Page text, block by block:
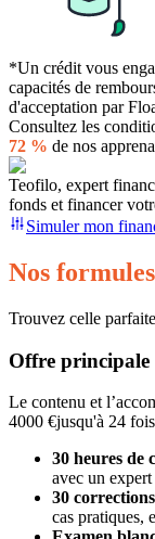
*Un crédit vous
capacités de
d'acceptation par
Consultez les
72 % de nos
Teofilo, expert
fonds et financer
Simuler mon
Nos
Trouvez celle
Offre principale
Le contenu et
4000 €jusqu'à 24
30 heures de
avec un
30
cas pratiques,